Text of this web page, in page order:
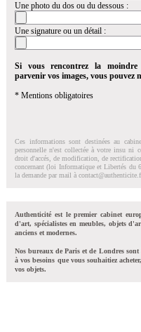
Une photo du dos ou du dessous :
Une signature ou un détail :
Si vous rencontrez la
parvenir vos images, vous pouvez
* Mentions obligatoires
Ces informations sont destinées au
personnelle n'est collectée à votre insu ni
droit d'accés, de modification, de
concernant (loi Informatique et Libertés du
la demande par mail à
Authenticité est le premier cabinet
d'art, spécialistes en meubles, objets
anciens et modernes.
Nos bureaux de Paris et de Londres
à vos besoins que vous souhaitiez
vos objets.